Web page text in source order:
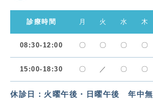
診療時間 月 火 水 木
08:30-12:00 〇 〇 〇 〇
15:00-18:30 〇 ／ 〇 〇
休診日：火曜午後・日曜午後 年中